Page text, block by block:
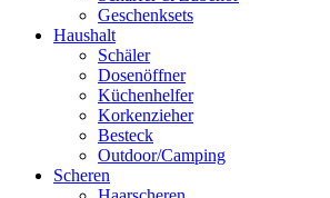
Geschenksets
Haushalt
Schäler
Dosenöffner
Küchenhelfer
Korkenzieher
Besteck
Outdoor/Camping
Scheren